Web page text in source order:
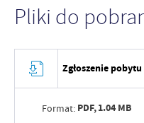
Pliki do
Zgłoszenie
Format: PDF,1.04 MB